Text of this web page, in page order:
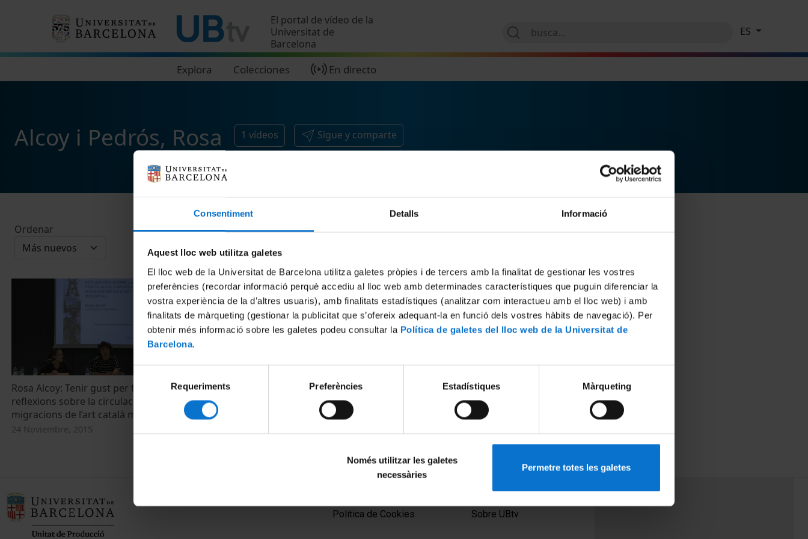
Consentiment Detalls Informació
Aquest lloc web utilitza galetes
El lloc web de la Universitat de Barcelona utilitza galetes pròpies i de tercers amb la finalitat de gestionar les vostres
preferències (recordar informació perquè accediu al lloc web amb determinades característiques que puguin diferenciar la
vostra experiència de la d’altres usuaris), amb finalitats estadístiques (analitzar com interactueu amb el lloc web) i amb
finalitats de màrqueting (gestionar la publicitat que s’ofereix adequant-la en funció dels vostres hàbits de navegació). Per
obtenir més informació sobre les galetes podeu consultar la Política de galetes del lloc web de la Universitat de
Barcelona.
de
consentiment
Requeriments Preferències Estadístiques Màrqueting
Només utilitzar les galetes
necessàries
Permetre totes les galetes
El portal de vídeo de la
Universitat de
Barcelona
Explora Colecciones En directo
ES
Alcoy i Pedrós, Rosa 1 vídeos Sigue y comparte
Ordenar
Rosa Alcoy: Tenir gust per fer negoci:
reflexions sobre la circulació, exportació i
migracions de l’art català medieval
24 Noviembre, 2015
Política de Cookies
PEU 2
Sobre UBtv
PEU 3